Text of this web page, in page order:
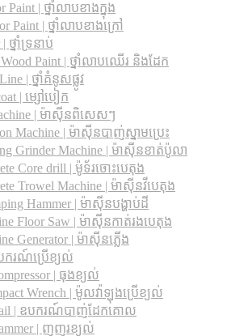
Paint | ថ្នាំលាបខាងក្នុង
Paint | ថ្នាំលាបខាងក្រៅ
ថ្នាំទ្រនាប់
Paint | ថ្នាំលាបឈើរ និងដែក
| ថ្នាំគំនូសផ្លូវ
| ម្សៅបៀក
| ម៉ាស៊ីនពិសេសៗ
Machine | ម៉ាស៊ីនបាញ់ស្នាមប្រេះ
Grinder Machine | ម៉ាស៊ីនខាត់ប៉ូលា
Core drill | ម៉ូទ័រចោះបេតុង
Trowel Machine | ម៉ាស៊ីនវីបេតុង
Hammer | ម៉ាស៊ីនបង្ហាប់ដី
Floor Saw | ម៉ាស៊ីនកាត់រងបេតុង
Generator | ម៉ាស៊ីនភ្លើង
ករណ៍ប្រើខ្យល់
| ធុងខ្យល់
Wrench | ម៉ូលវ៉ាឡុងប្រើខ្យល់
| ឧបករណ៍បាញ់ដែកគោល
| ញញួរខ្យល់